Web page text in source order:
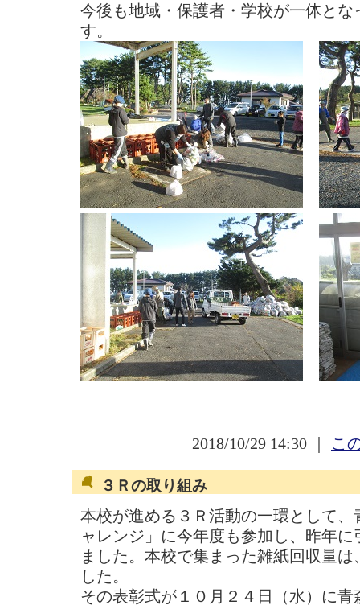
今後も地域・保護者・学校が一体と
す。
2018/10/29 14:30 ｜ こ
３Ｒの取り組み
本校が進める３Ｒ活動の一環として
ャレンジ」に今年度も参加し、昨年
ました。本校で集まった雑紙回収量
した。
その表彰式が１０月２４日（水）に